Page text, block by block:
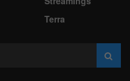
Terra